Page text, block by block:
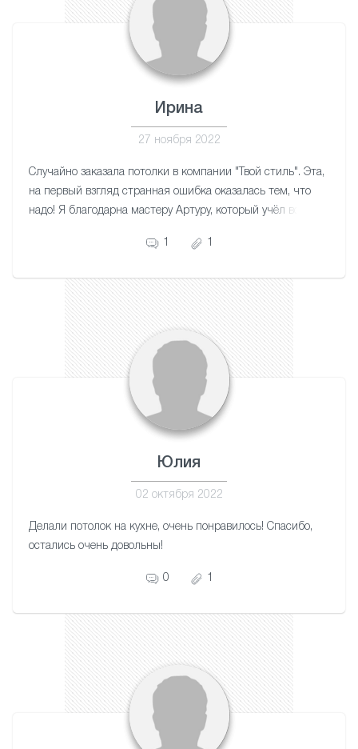
Ирина
27 ноября 2022
Случайно заказала потолки в компании "Твой стиль". Эта,
на первый взгляд странная ошибка оказалась тем, что
надо! Я благодарна мастеру Артуру, который учёл все
1 1
Юлия
02 октября 2022
Делали потолок на кухне, очень понравилось! Спасибо,
остались очень довольны!
0 1